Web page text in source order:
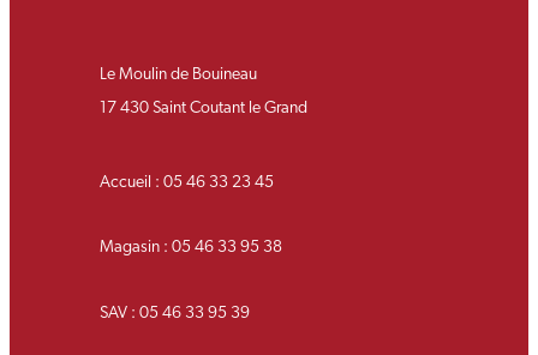
Le Moulin de Bouineau
17 430 Saint Coutant le Grand
Accueil : 05 46 33 23 45
Magasin : 05 46 33 95 38
SAV : 05 46 33 95 39